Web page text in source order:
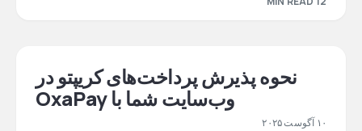
نحوه پذیرش پرداخت‌های کریپتو در
وب‌سایت شما با OxaPay
۱۰ آگوست ۲۰۲۵